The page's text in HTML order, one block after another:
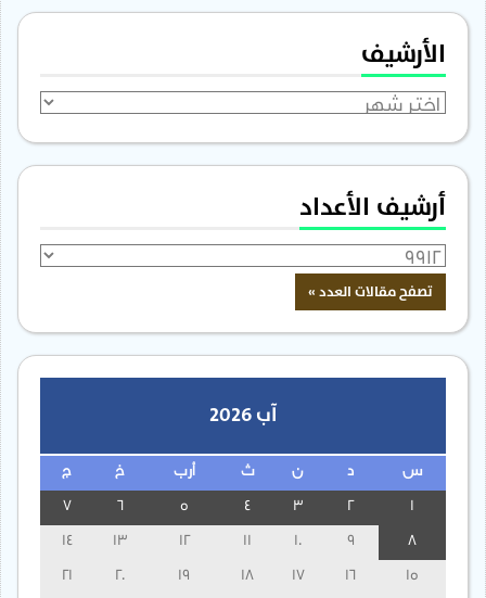
الأرشيف
الأرشيف
أرشيف الأعداد
آب 2026
س ن ث أرب خ ج
3
13
14
15
16
17
18
19
20
21